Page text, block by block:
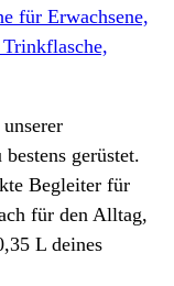
für Erwachsene,
gerüstet.
Begleiter für
für den Alltag,
L deines